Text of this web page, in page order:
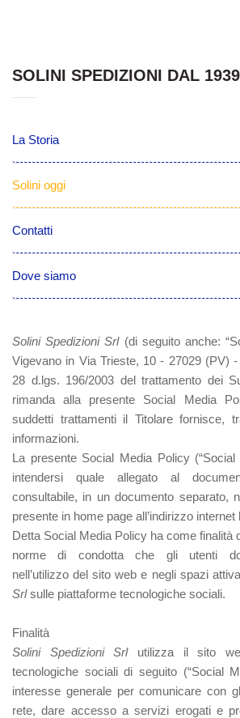
SOLINI SPEDIZIONI DAL 1939
La Storia
Solini oggi
Contatti
Dove siamo
Solini Spedizioni Srl (di seguito anche:
Vigevano in Via Trieste, 10 - 27029 (PV)
28 d.lgs. 196/2003 del trattamento dei
rimanda alla presente Social Media
suddetti trattamenti il Titolare fornisce,
informazioni.
La presente Social Media Policy
intendersi quale allegato al
consultabile, in un documento separato,
presente in home page all’indirizzo
Detta Social Media Policy ha come finalità
norme di condotta che gli utenti
nell’utilizzo del sito web e negli spazi
Srlsulle piattaforme tecnologiche sociali.
Finalità
Solini Spedizioni Srl
utilizza il sito
tecnologiche sociali di seguito (“Social
interesse generale per comunicare con
rete, dare accesso a servizi erogati e